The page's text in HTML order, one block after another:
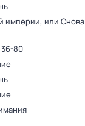
империи, или Снова
36-80